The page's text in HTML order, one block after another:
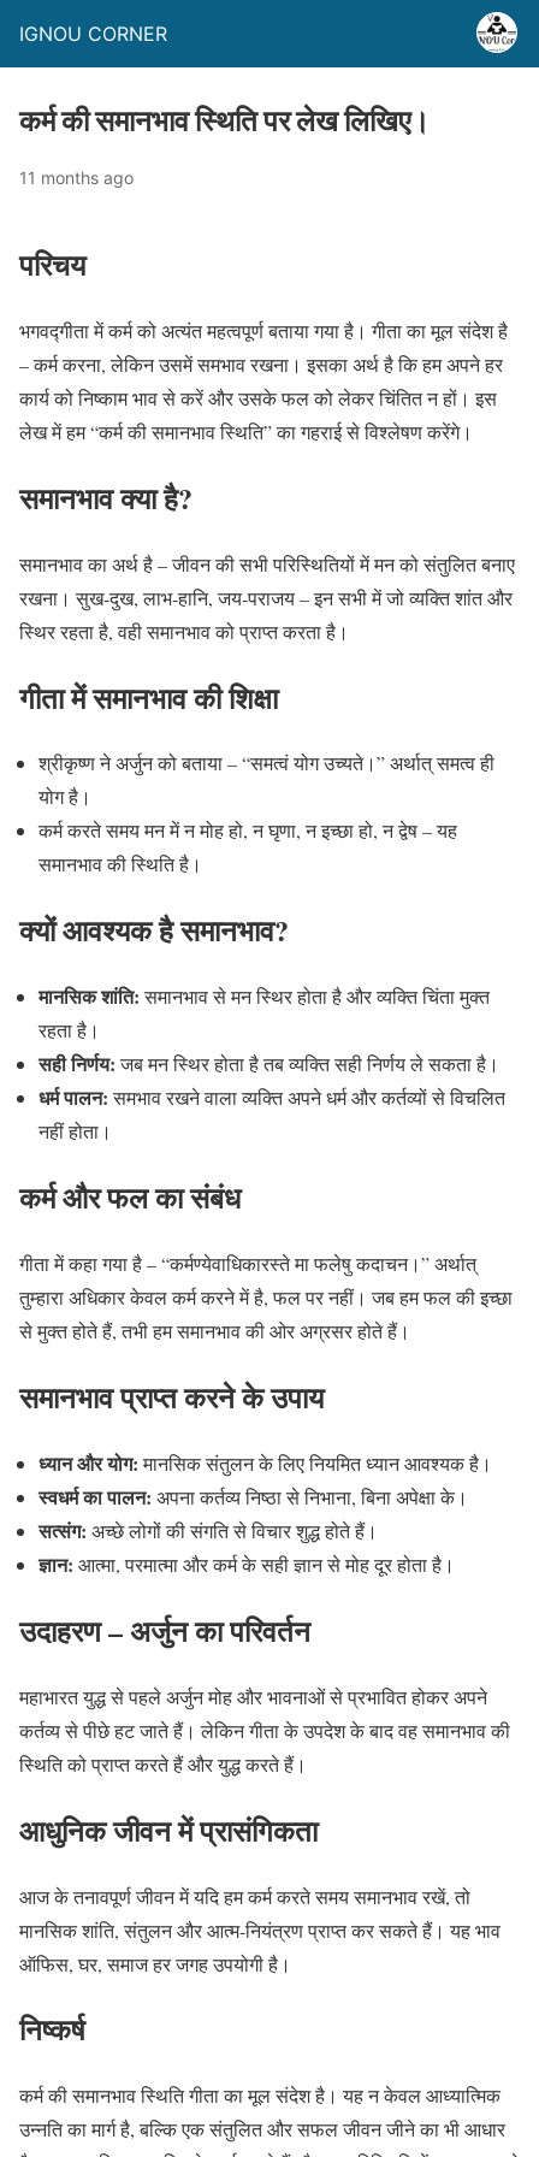
IGNOU CORNER
कर्म की समानभाव स्थिति पर लेख लिखिए।
11 months ago
परिचय
भगवद्गीता में कर्म को अत्यंत महत्वपूर्ण बताया गया है। गीता का मूल संदेश है
– कर्म करना, लेकिन उसमें समभाव रखना। इसका अर्थ है कि हम अपने हर
कार्य को निष्काम भाव से करें और उसके फल को लेकर चिंतित न हों। इस
लेख में हम “कर्म की समानभाव स्थिति” का गहराई से विश्लेषण करेंगे।
समानभाव क्या है?
समानभाव का अर्थ है – जीवन की सभी परिस्थितियों में मन को संतुलित बनाए
रखना। सुख-दुख, लाभ-हानि, जय-पराजय – इन सभी में जो व्यक्ति शांत और
स्थिर रहता है, वही समानभाव को प्राप्त करता है।
गीता में समानभाव की शिक्षा
श्रीकृष्ण ने अर्जुन को बताया – “समत्वं योग उच्यते।” अर्थात् समत्व ही
योग है।
कर्म करते समय मन में न मोह हो, न घृणा, न इच्छा हो, न द्वेष – यह
समानभाव की स्थिति है।
क्यों आवश्यक है समानभाव?
मानसिक शांति:समानभाव से मन स्थिर होता है और व्यक्ति चिंता मुक्त
रहता है।
सही निर्णय:जब मन स्थिर होता है तब व्यक्ति सही निर्णय ले सकता है।
धर्म पालन:समभाव रखने वाला व्यक्ति अपने धर्म और कर्तव्यों से विचलित
नहीं होता।
कर्म और फल का संबंध
गीता में कहा गया है – “कर्मण्येवाधिकारस्ते मा फलेषु कदाचन।” अर्थात्
तुम्हारा अधिकार केवल कर्म करने में है, फल पर नहीं। जब हम फल की इच्छा
से मुक्त होते हैं, तभी हम समानभाव की ओर अग्रसर होते हैं।
समानभाव प्राप्त करने के उपाय
ध्यान और योग:मानसिक संतुलन के लिए नियमित ध्यान आवश्यक है।
स्वधर्म का पालन: अपना कर्तव्य निष्ठा से निभाना, बिना अपेक्षा के।
सत्संग: अच्छे लोगों की संगति से विचार शुद्ध होते हैं।
ज्ञान: आत्मा, परमात्मा और कर्म के सही ज्ञान से मोह दूर होता है।
उदाहरण – अर्जुन का परिवर्तन
महाभारत युद्ध से पहले अर्जुन मोह और भावनाओं से प्रभावित होकर अपने
कर्तव्य से पीछे हट जाते हैं। लेकिन गीता के उपदेश के बाद वह समानभाव की
स्थिति को प्राप्त करते हैं और युद्ध करते हैं।
आधुनिक जीवन में प्रासंगिकता
आज के तनावपूर्ण जीवन में यदि हम कर्म करते समय समानभाव रखें, तो
मानसिक शांति, संतुलन और आत्म-नियंत्रण प्राप्त कर सकते हैं। यह भाव
ऑफिस, घर, समाज हर जगह उपयोगी है।
निष्कर्ष
कर्म की समानभाव स्थिति गीता का मूल संदेश है। यह न केवल आध्यात्मिक
उन्नति का मार्ग है, बल्कि एक संतुलित और सफल जीवन जीने का भी आधार